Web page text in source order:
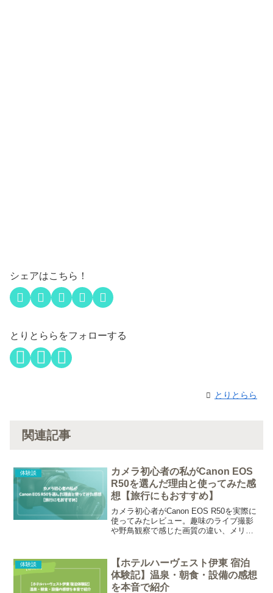
シェアはこちら！
とりとららをフォローする
とりとらら
関連記事
体験談
カメラ初心者の私がCanon EOS
R50を選んだ理由と使ってみた感
想【旅行にもおすすめ】
カメラ初心者がCanon EOS R50を実際に
使ってみたレビュー。趣味のライブ撮影
や野鳥観察で感じた画質の違い、メリッ
体験談
【ホテルハーヴェスト伊東 宿泊
体験記】温泉・朝食・設備の感想
を本音で紹介